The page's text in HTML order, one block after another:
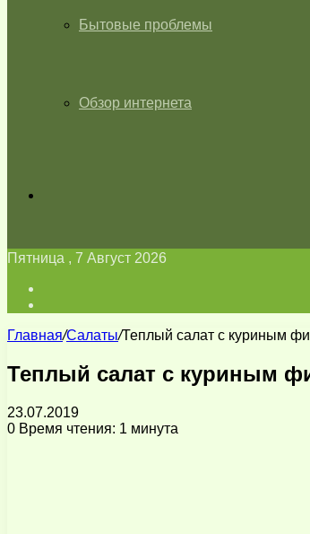
Бытовые проблемы
Обзор интернета
Пятница , 7 Август 2026
Главная/Салаты/Теплый салат с куриным
Теплый салат с куриным
23.07.2019
0 Время чтения: 1 минута